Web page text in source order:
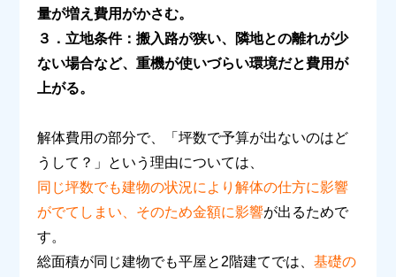
量が増え費用がかさむ。
３．立地条件：搬入路が狭い、隣地との離れが少
ない場合など、重機が使いづらい環境だと費用が
上がる。
解体費用の部分で、「坪数で予算が出ないのはど
うして？」という理由については、
同じ坪数でも建物の状況により解体の仕方に影響
がでてしまい、そのため金額に影響が出るためで
す。
総面積が同じ建物でも平屋と 2階建てでは、基礎の